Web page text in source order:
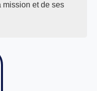
mission et de ses